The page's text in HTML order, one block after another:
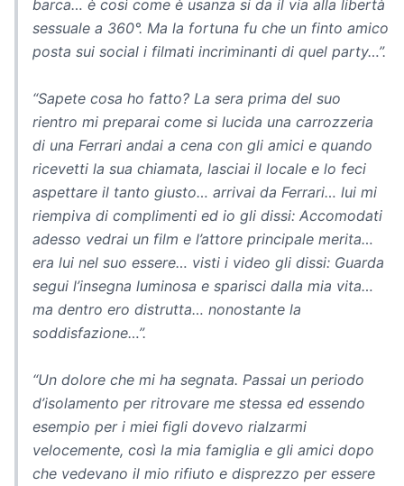
barca… è così come è usanza si da il via alla libertà
sessuale a 360°. Ma la fortuna fu che un finto amico
posta sui social i filmati incriminanti di quel party…”.
“Sapete cosa ho fatto? La sera prima del suo
rientro mi preparai come si lucida una carrozzeria
di una Ferrari andai a cena con gli amici e quando
ricevetti la sua chiamata, lasciai il locale e lo feci
aspettare il tanto giusto… arrivai da Ferrari… lui mi
riempiva di complimenti ed io gli dissi: Accomodati
adesso vedrai un film e l’attore principale merita…
era lui nel suo essere… visti i video gli dissi: Guarda
segui l’insegna luminosa e sparisci dalla mia vita…
ma dentro ero distrutta… nonostante la
soddisfazione…”.
“Un dolore che mi ha segnata. Passai un periodo
d’isolamento per ritrovare me stessa ed essendo
esempio per i miei figli dovevo rialzarmi
velocemente, così la mia famiglia e gli amici dopo
che vedevano il mio rifiuto e disprezzo per essere